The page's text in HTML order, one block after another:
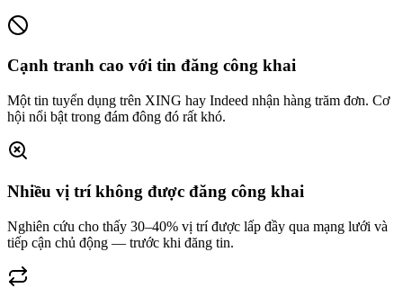
Cạnh tranh cao với tin đăng công khai
Một tin tuyển dụng trên XING hay Indeed nhận hàng trăm đơn. Cơ
hội nổi bật trong đám đông đó rất khó.
Nhiều vị trí không được đăng công khai
Nghiên cứu cho thấy 30–40% vị trí được lấp đầy qua mạng lưới và
tiếp cận chủ động — trước khi đăng tin.